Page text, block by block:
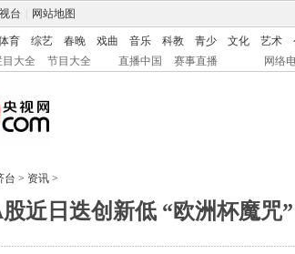
台 网站地图
育 综艺 春晚 戏曲 音乐 科教 青少 文化 艺术
目大全 节目大全 直播中国 赛事直播 网络
台 > 资讯 >
近日迭创新低 “欧洲杯魔咒